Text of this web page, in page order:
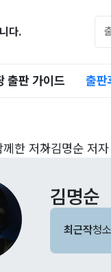
다.
출판 가이드 출판
께한 저자김명순 저자
김명순
최근작청